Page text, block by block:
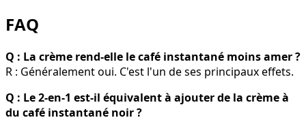
FAQ
Q : La crème rend-elle le café instantané moins amer ?
R : Généralement oui. C'est l'un de ses principaux effets.
Q : Le 2-en-1 est-il équivalent à ajouter de la crème à
du café instantané noir ?